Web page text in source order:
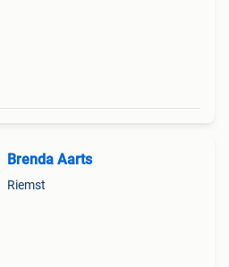
Brenda Aarts
Riemst